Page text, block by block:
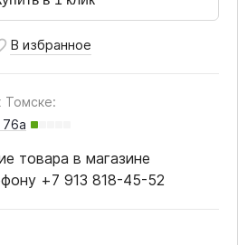
Томске:
товара в магазине
+7 913 818-45-52